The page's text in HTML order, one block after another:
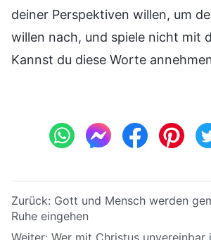
deiner Perspektiven willen, um
willen nach, und spiele nicht mit
Kannst du diese Worte
Zurück: Gott und Mensch werden
Ruhe eingehen
Weiter: Wer mit Christus unvereinbar